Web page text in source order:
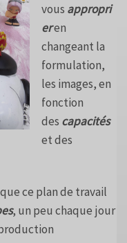
vous appropri
eren
changeant la
formulation,
les images, en
fonction
des capacités
et des
ce plan de travail
, un peu chaque jour